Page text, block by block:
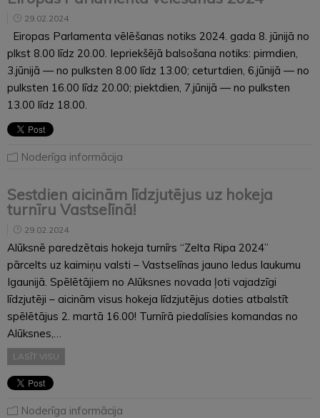
29.02.2024
Eiropas Parlamenta vēlēšanas notiks 2024. gada 8. jūnijā no
plkst 8.00 līdz 20.00. Iepriekšējā balsošana notiks: pirmdien,
3.jūnijā — no pulksten 8.00 līdz 13.00; ceturtdien, 6.jūnijā — no
pulksten 16.00 līdz 20.00; piektdien, 7.jūnijā — no pulksten
13.00 līdz 18.00.
Noderīga informācija
Sestdien aicinām līdzjutējus uz hokeja
turnīru Vastselīnā!
29.02.2024
Alūksnē paredzētais hokeja turnīrs “Zelta Ripa 2024”
pārcelts uz kaimiņu valsti – Vastselīnas jauno ledus laukumu
Igaunijā. Spēlētājiem no Alūksnes novada ļoti vajadzīgi
līdzjutēji – aicinām visus hokeja līdzjutējus doties atbalstīt
spēlētājus 2. martā 16.00! Turnīrā piedalīsies komandas no
Alūksnes,…
LASĪT VISU
Noderīga informācija